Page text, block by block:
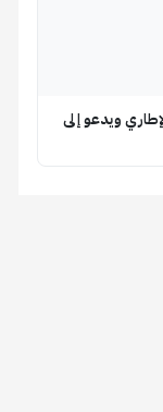
ويدعو إلى